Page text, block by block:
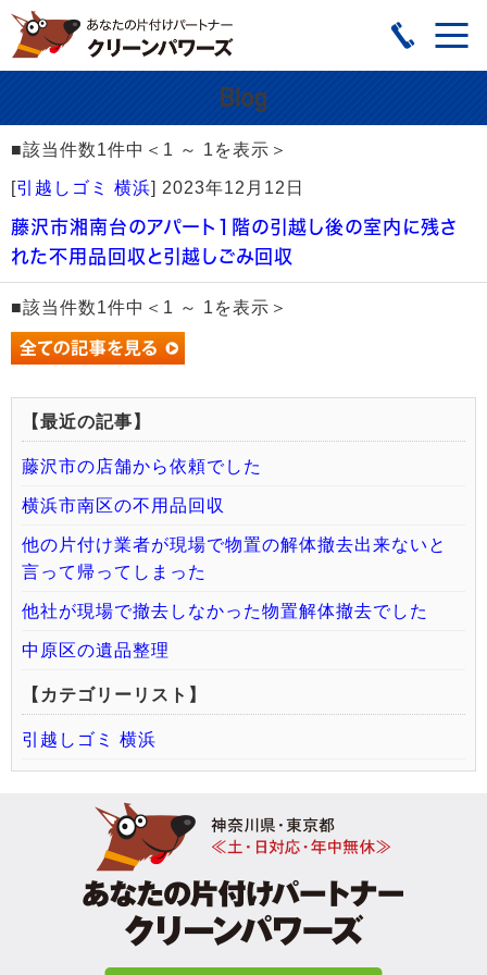
■該当件数1件中＜1 ～ 1を表示＞
[引越しゴミ 横浜] 2023年12月12日
藤沢市湘南台のアパート1階の引越し後の室内に残さ
れた不用品回収と引越しごみ回収
■該当件数1件中＜1 ～ 1を表示＞
【最近の記事】
藤沢市の店舗から依頼でした
横浜市南区の不用品回収
他の片付け業者が現場で物置の解体撤去出来ないと
言って帰ってしまった
他社が現場で撤去しなかった物置解体撤去でした
中原区の遺品整理
【カテゴリーリスト】
引越しゴミ 横浜